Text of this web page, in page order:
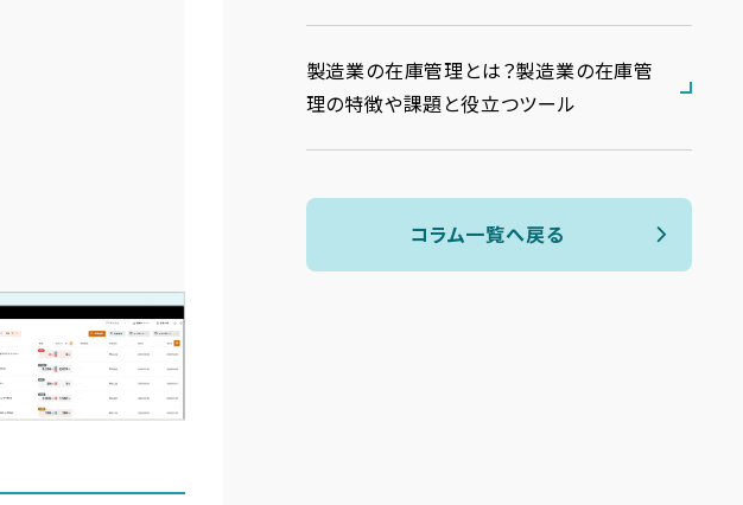
製造業の在庫管理とは？製造業の在庫管
理の特徴や課題と役立つツール
コラム一覧へ戻る